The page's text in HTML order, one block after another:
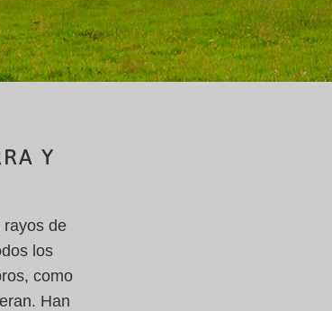
Y
rayos de
los
como
Han